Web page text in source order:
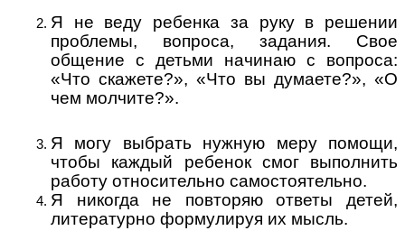
Я не веду ребенка за руку в решении
проблемы, вопроса, задания. Свое
общение с детьми начинаю с вопроса:
«Что скажете?», «Что вы думаете?», «О
чем молчите?».
Я могу выбрать нужную меру помощи,
чтобы каждый ребенок смог выполнить
работу относительно самостоятельно.
Я никогда не повторяю ответы детей,
литературно формулируя их мысль.